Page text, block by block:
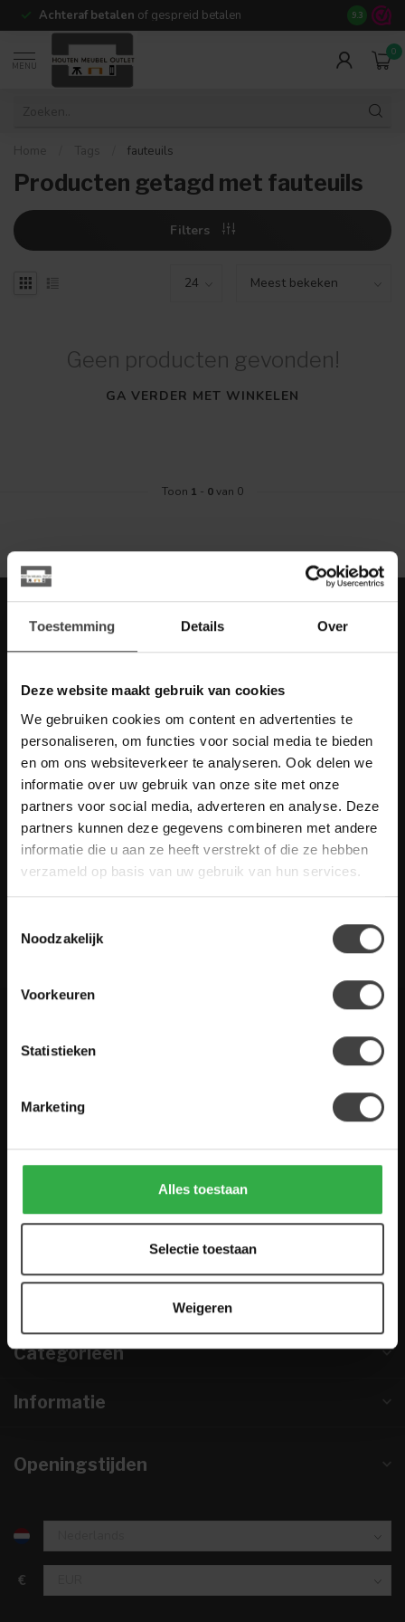
Toestemming Details Over
Deze website maakt gebruik van cookies
We gebruiken cookies om content en advertenties te
personaliseren, om functies voor social media te bieden
en om ons websiteverkeer te analyseren. Ook delen we
informatie over uw gebruik van onze site met onze
partners voor social media, adverteren en analyse. Deze
partners kunnen deze gegevens combineren met andere
informatie die u aan ze heeft verstrekt of die ze hebben
verzameld op basis van uw gebruik van hun services.
Noodzakelijk
Voorkeuren
Statistieken
Marketing
Alles toestaan
Selectie toestaan
Weigeren
Achteraf betalen of gespreid betalen 14 dagen
9.3
MENU
0
Home Tags fauteuils
Producten getagd met fauteuils
Filters
Geen producten gevonden!
GA VERDER MET WINKELEN
Toon 1 - 0van 0
Meer informatie
Heb je vragen over onze artikelen of jouw aankoop? Bekijk dan
de klantenservice pagina. Daar staan antwoorden op veel
gestelde vragen. Staat jouw vraag er niet tussen? Dan staat er
ook vermeld hoe je contact met ons kunt opnemen.
Klantenservice
scherpe acties
Blijf op de hoogte van onze actuele aanbiedingen
Houten Meubel Outlet
Zandwilg 21
Nederland
info@houtenmeubeloutlet.nl
KVK nummer:67984495
NL857253633B01
Categorieën
Informatie
Openingstijden
€